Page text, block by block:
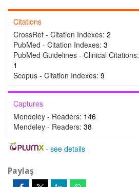
Citations
CrossRef - Citation Indexes: 2
PubMed - Citation Indexes: 3
PubMed Guidelines - Clinical Citations:
1
Scopus - Citation Indexes: 9
Captures
Mendeley - Readers: 146
Mendeley - Readers: 38
- see details
Paylaş